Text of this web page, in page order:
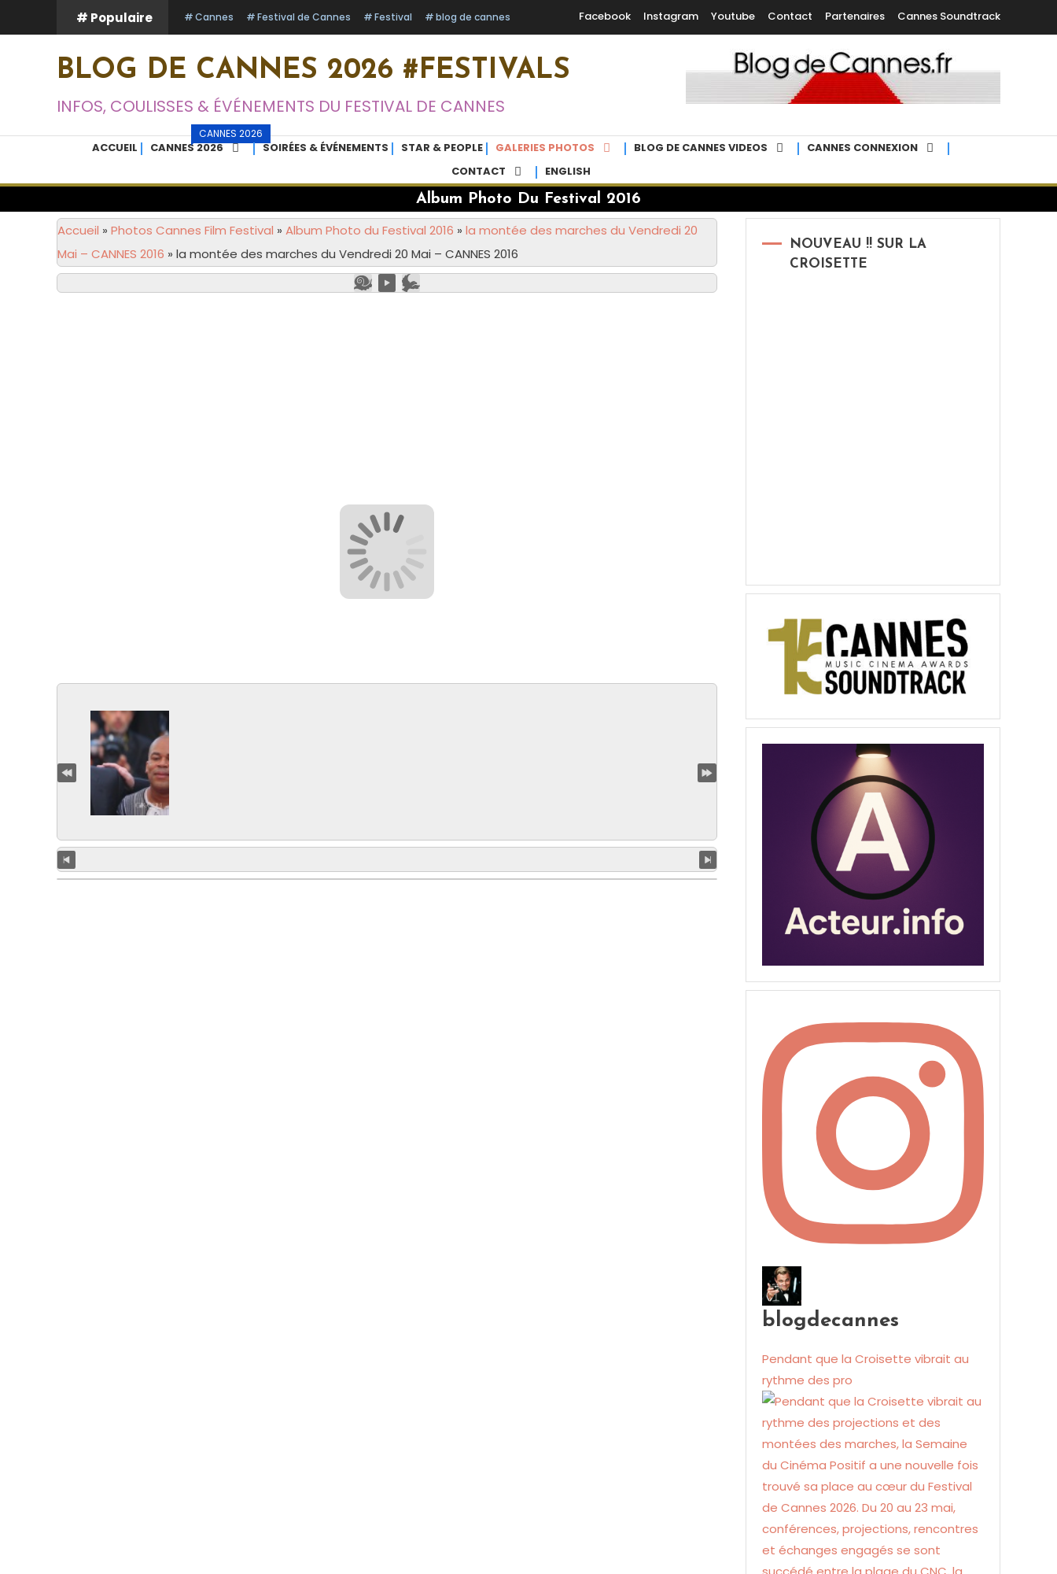
To
# Populaire Cannes Festival de Cannes Festival blog de cannes Facebook Instagram Youtube Contact Partenaires Cannes Soundtrack
BLOG DE CANNES 2026 #FESTIVALS
INFOS, COULISSES & ÉVÉNEMENTS DU FESTIVAL DE CANNES
ACCUEIL CANNES 2026
CANNES 2026
SOIRÉES & ÉVÉNEMENTS STAR & PEOPLE GALERIES PHOTOS BLOG DE CANNES VIDEOS
CANNES CONNEXION
CONTACT
ENGLISH
Album Photo Du Festival 2016
Accueil » Photos Cannes Film Festival » Album Photo du Festival 2016 » la montée des marches du Vendredi 20
Mai – CANNES 2016 » la montée des marches du Vendredi 20 Mai – CANNES 2016
NOUVEAU !! SUR LA
CROISETTE
blogdecannes
Pendant que la Croisette vibrait au
rythme des pro